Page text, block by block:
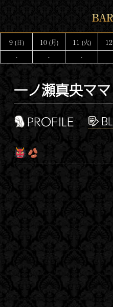
テ
ン
ツ
プ
9 (日) 10 (月) 11 (火) 12
- - -
一ノ瀬真央ママ
PROFILE